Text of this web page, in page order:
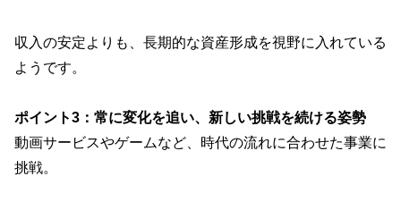
収入の安定よりも、長期的な資産形成を視野に入れている
ようです。
ポイント3：常に変化を追い、新しい挑戦を続ける姿勢
動画サービスやゲームなど、時代の流れに合わせた事業に
挑戦。